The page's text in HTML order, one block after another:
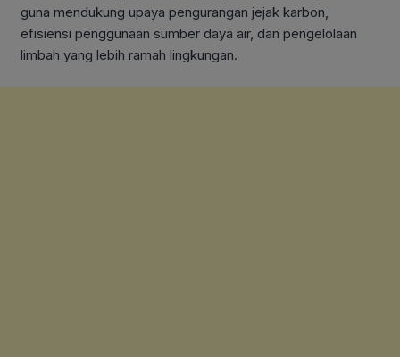
guna mendukung upaya pengurangan jejak karbon,
efisiensi penggunaan sumber daya air, dan pengelolaan
limbah yang lebih ramah lingkungan.